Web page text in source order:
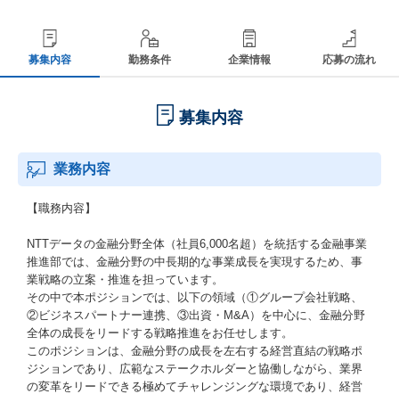
募集内容 勤務条件 企業情報 応募の流れ
募集内容
業務内容
【職務内容】
NTTデータの金融分野全体（社員6,000名超）を統括する金融事業
推進部では、金融分野の中長期的な事業成長を実現するため、事
業戦略の立案・推進を担っています。
その中で本ポジションでは、以下の領域（①グループ会社戦略、
②ビジネスパートナー連携、③出資・M&A）を中心に、金融分野
全体の成長をリードする戦略推進をお任せします。
このポジションは、金融分野の成長を左右する経営直結の戦略ポ
ジションであり、広範なステークホルダーと協働しながら、業界
の変革をリードできる極めてチャレンジングな環境であり、経営